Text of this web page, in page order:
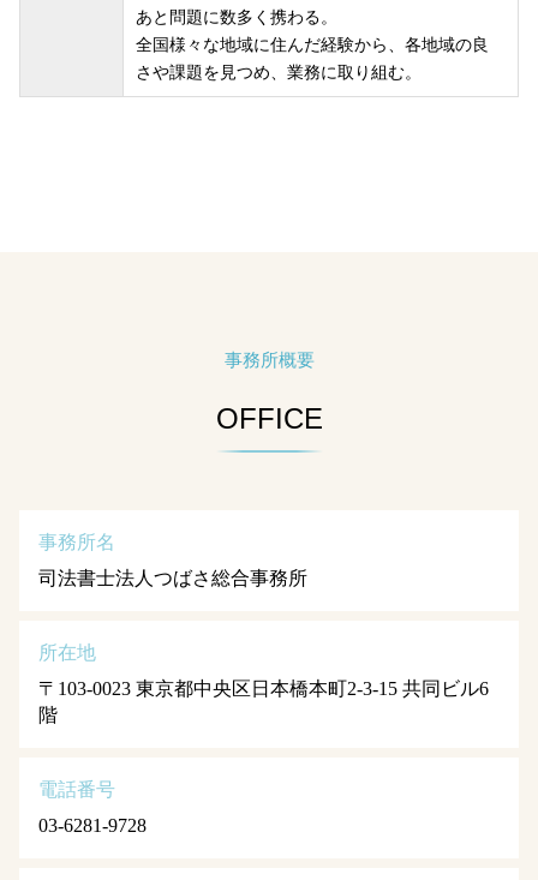
あと問題に数多く携わる。
全国様々な地域に住んだ経験から、各地域の良
さや課題を見つめ、業務に取り組む。
事務所概要
OFFICE
事務所名
司法書士法人つばさ総合事務所
所在地
〒103-0023 東京都中央区日本橋本町2-3-15 共同ビル6
階
電話番号
03-6281-9728